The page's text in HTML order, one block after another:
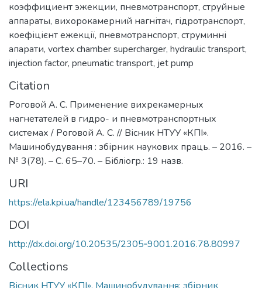
коэффициент эжекции, пневмотранспорт, струйные
аппараты, вихорокамерний нагнітач, гідротранспорт,
коефіцієнт ежекції, пневмотранспорт, струминні
апарати, vortex chamber supercharger, hydraulic transport,
injection factor, pneumatic transport, jet pump
Citation
Роговой А. С. Применение вихрекамерных
нагнетателей в гидро- и пневмотранспортных
системах / Роговой А. С. // Вісник НТУУ «КПІ».
Машинобудування : збірник наукових праць. – 2016. –
№ 3(78). – С. 65–70. – Бібліогр.: 19 назв.
URI
https://ela.kpi.ua/handle/123456789/19756
DOI
http://dx.doi.org/10.20535/2305‐9001.2016.78.80997
Collections